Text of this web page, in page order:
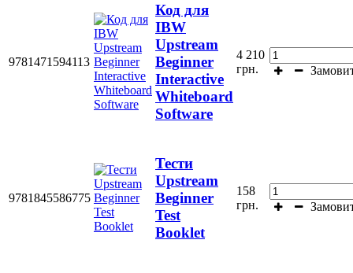
9781471594113
Код для
IBW
Upstream
Beginner
Interactive
Whiteboard
Software
4 210
грн.
9781845586775
Тести
Upstream
Beginner
Test
Booklet
158
грн.